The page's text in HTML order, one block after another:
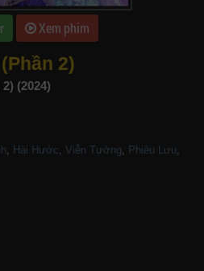
Xem phim
2)
(2024)
, Hài Hước, Viễn Tưởng, Phiêu Lưu,